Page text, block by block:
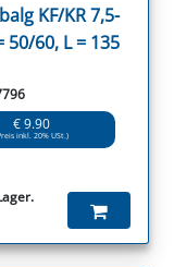
KF/KR 7,5-
50/60, L = 135
€ 9.90
inkl. 20% USt.)